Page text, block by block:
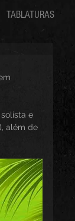
TABLATURAS
e
além de